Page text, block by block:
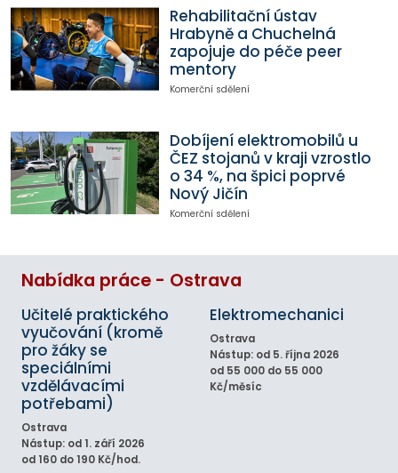
Rehabilitační ústav
Hrabyně a Chuchelná
zapojuje do péče peer
mentory
Komerční sdělení
Dobíjení elektromobilů u
ČEZ stojanů v kraji vzrostlo
o 34 %, na špici poprvé
Nový Jičín
Komerční sdělení
Nabídka práce - Ostrava
Učitelé praktického
vyučování (kromě
pro žáky se
speciálními
vzdělávacími
potřebami)
Ostrava
Nástup: od 1. září 2026
od 160 do 190 Kč/hod.
Elektromechanici
Ostrava
Nástup: od 5. října 2026
od 55 000 do 55 000
Kč/měsíc